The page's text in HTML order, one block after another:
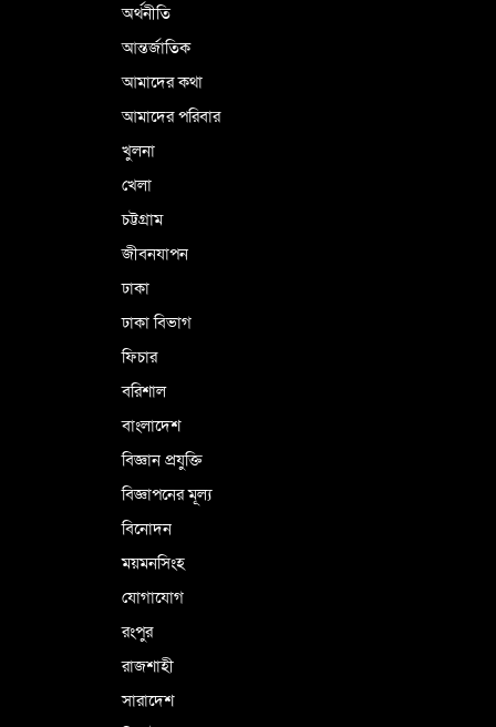
অর্থনীতি
আন্তর্জাতিক
আমাদের কথা
আমাদের পরিবার
খুলনা
খেলা
চট্টগ্রাম
জীবনযাপন
ঢাকা
ঢাকা বিভাগ
ফিচার
বরিশাল
বাংলাদেশ
বিজ্ঞান প্রযুক্তি
বিজ্ঞাপনের মূল্য
বিনোদন
ময়মনসিংহ
যোগাযোগ
রংপুর
রাজশাহী
সারাদেশ